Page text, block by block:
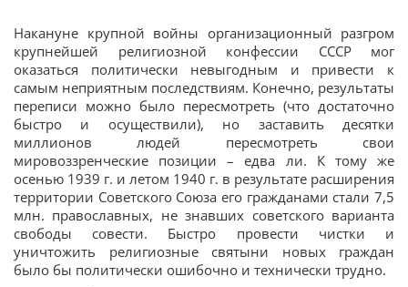
Накануне крупной войны организационный разгром
крупнейшей религиозной конфессии СССР мог
оказаться политически невыгодным и привести к
самым неприятным последствиям. Конечно, результаты
переписи можно было пересмотреть (что достаточно
быстро и осуществили), но заставить десятки
миллионов людей пересмотреть свои
мировоззренческие позиции – едва ли. К тому же
осенью 1939 г. и летом 1940 г. в результате расширения
территории Советского Союза его гражданами стали 7,5
млн. православных, не знавших советского варианта
свободы совести. Быстро провести чистки и
уничтожить религиозные святыни новых граждан
было бы политически ошибочно и технически трудно.